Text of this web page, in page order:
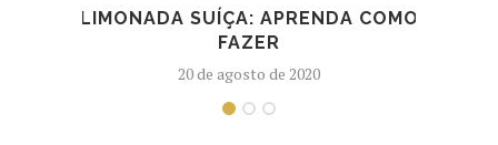
LIMONADA SUÍÇA: APRENDA COMO
FAZER
20 de agosto de 2020